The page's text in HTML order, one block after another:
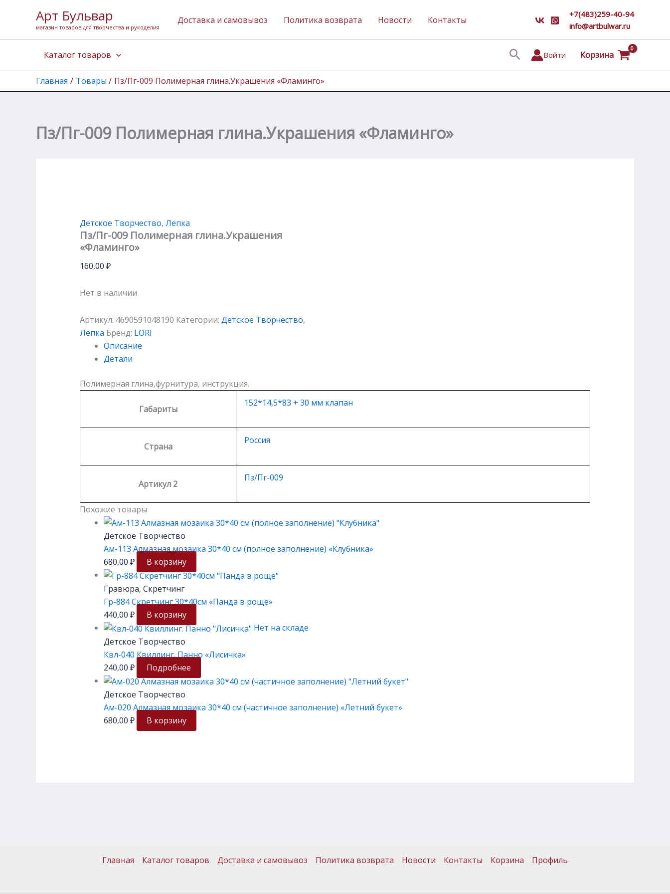
содержимому
Арт Бульвар
магазин товаров для творчества и рукоделия
Доставка и самовывоз Политика возврата Новости Контакты
+7(483)259-40-94
info@artbulwar.ru
Каталог товаров ПоискВойти Корзина
Главная Товары Пз/Пг-009 Полимерная глина.Украшения «Фламинго»
Пз/Пг-009 Полимерная глина.Украшения «Фламинго»
Детское Творчество, Лепка
Пз/Пг-009 Полимерная глина.Украшения
«Фламинго»
160,00 ₽
Нет в наличии
Артикул: 4690591048190 Категории: Детское Творчество,
Лепка Бренд: LORI
Описание
Детали
Полимерная глина,фурнитура, инструкция.
Габариты
152*14,5*83 + 30 мм клапан
Страна
Россия
Артикул 2
Пз/Пг-009
Похожие товары
Детское Творчество
Ам-113 Алмазная мозаика 30*40 см (полное заполнение) «Клубника»
680,00 ₽ В корзину
Гравюра, Скретчинг
Гр-884 Скретчинг 30*40см «Панда в роще»
440,00 ₽
В корзину
Нет на складе
Детское Творчество
Квл-040 Квиллинг. Панно «Лисичка»
240,00 ₽ Подробнее
Детское Творчество
Ам-020 Алмазная мозаика 30*40 см (частичное заполнение) «Летний букет»
680,00 ₽ В корзину
Главная Каталог товаров Доставка и самовывоз Политика возврата Новости Контакты Корзина Профиль